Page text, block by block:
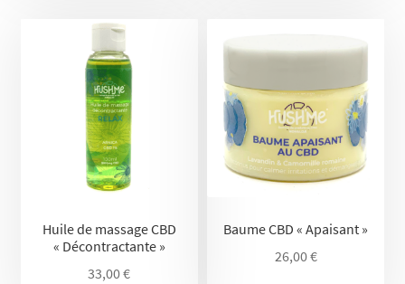
Huile de massage CBD
« Décontractante »
33,00€
Baume CBD « Apaisant »
26,00€